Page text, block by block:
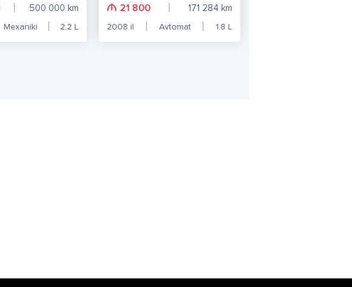
500 000 km
Mexaniki 2.2 L
21 800
171 284 km
2008 il Avtomat 1.8 L